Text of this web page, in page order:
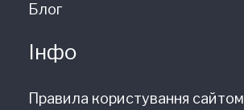
Блог
Інфо
Правила користування сайтом